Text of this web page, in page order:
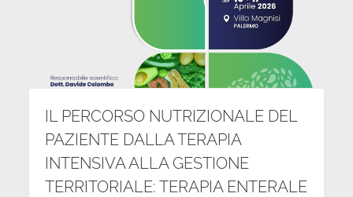
IL PERCORSO NUTRIZIONALE DEL
PAZIENTE DALLA TERAPIA
INTENSIVA ALLA GESTIONE
TERRITORIALE: TERAPIA ENTERALE